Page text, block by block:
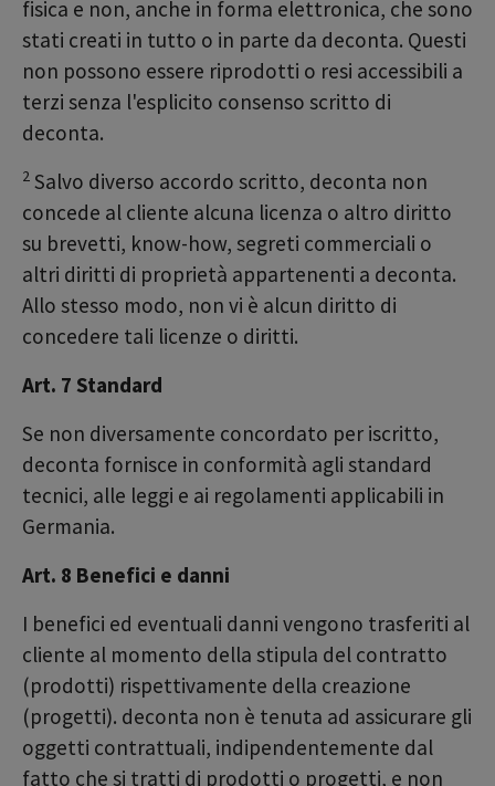
fisica e non, anche in forma elettronica, che sono
stati creati in tutto o in parte da deconta. Questi
non possono essere riprodotti o resi accessibili a
terzi senza l'esplicito consenso scritto di
deconta.
2 Salvo diverso accordo scritto, deconta non
concede al cliente alcuna licenza o altro diritto
su brevetti, know-how, segreti commerciali o
altri diritti di proprietà appartenenti a deconta.
Allo stesso modo, non vi è alcun diritto di
concedere tali licenze o diritti.
Art. 7 Standard
Se non diversamente concordato per iscritto,
deconta fornisce in conformità agli standard
tecnici, alle leggi e ai regolamenti applicabili in
Germania.
Art. 8 Benefici e danni
I benefici ed eventuali danni vengono trasferiti al
cliente al momento della stipula del contratto
(prodotti) rispettivamente della creazione
(progetti). deconta non è tenuta ad assicurare gli
oggetti contrattuali, indipendentemente dal
fatto che si tratti di prodotti o progetti, e non